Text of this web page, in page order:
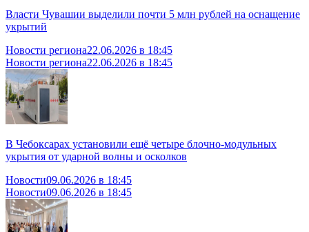
Власти Чувашии выделили почти 5 млн рублей на оснащение
укрытий
Новости региона22.06.2026 в 18:45
Новости региона22.06.2026 в 18:45
В Чебоксарах установили ещё четыре блочно-модульных
укрытия от ударной волны и осколков
Новости09.06.2026 в 18:45
Новости09.06.2026 в 18:45